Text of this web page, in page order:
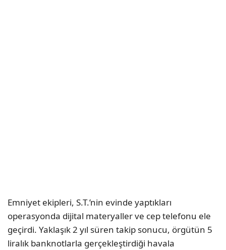
Emniyet ekipleri, S.T.’nin evinde yaptıkları
operasyonda dijital materyaller ve cep telefonu ele
geçirdi. Yaklaşık 2 yıl süren takip sonucu, örgütün 5
liralık banknotlarla gerçekleştirdiği havala